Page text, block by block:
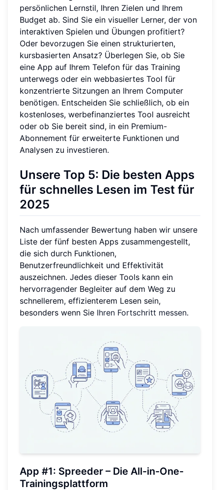
persönlichen Lernstil, Ihren Zielen und Ihrem
Budget ab. Sind Sie ein visueller Lerner, der von
interaktiven Spielen und Übungen profitiert?
Oder bevorzugen Sie einen strukturierten,
kursbasierten Ansatz? Überlegen Sie, ob Sie
eine App auf Ihrem Telefon für das Training
unterwegs oder ein webbasiertes Tool für
konzentrierte Sitzungen an Ihrem Computer
benötigen. Entscheiden Sie schließlich, ob ein
kostenloses, werbefinanziertes Tool ausreicht
oder ob Sie bereit sind, in ein Premium-
Abonnement für erweiterte Funktionen und
Analysen zu investieren.
Unsere Top 5: Die besten Apps
für schnelles Lesen im Test für
2025
Nach umfassender Bewertung haben wir unsere
Liste der fünf besten Apps zusammengestellt,
die sich durch Funktionen,
Benutzerfreundlichkeit und Effektivität
auszeichnen. Jedes dieser Tools kann ein
hervorragender Begleiter auf dem Weg zu
schnellerem, effizienterem Lesen sein,
besonders wenn Sie Ihren Fortschritt messen.
App #1: Spreeder – Die All-in-One-
Trainingsplattform